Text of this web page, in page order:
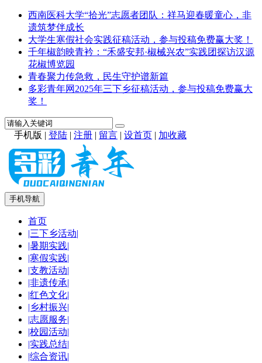
西南医科大学“拾光”志愿者团队：祥马迎春暖童心，非
遗筑梦伴成长
大学生寒假社会实践征稿活动，参与投稿免费赢大奖！
千年椒韵映青衿：“禾盛安邦·椒械兴农”实践团探访汉源
花椒博览园
青春聚力传急救，民生守护谱新篇
多彩青年网2025年三下乡征稿活动，参与投稿免费赢大
奖！
手机版 | 登陆 | 注册 | 留言 | 设首页 | 加收藏
手机导航
首页
|三下乡活动|
|暑期实践|
|寒假实践|
|支教活动|
|非遗传承|
|红色文化|
|乡村振兴|
|志愿服务|
|校园活动|
|实践总结|
|综合资讯|